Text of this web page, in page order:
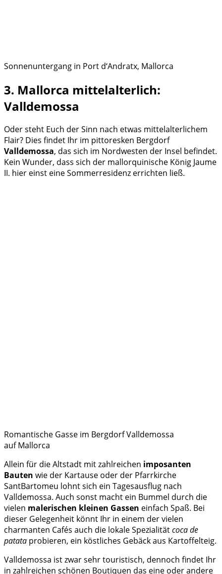
Sonnenuntergang in Port d‘Andratx, Mallorca
3. Mallorca mittelalterlich:
Valldemossa
Oder steht Euch der Sinn nach etwas mittelalterlichem
Flair? Dies findet Ihr im pittoresken Bergdorf
Valldemossa, das sich im Nordwesten der Insel befindet.
Kein Wunder, dass sich der mallorquinische König Jaume
II. hier einst eine Sommerresidenz errichten ließ.
Romantische Gasse im Bergdorf Valldemossa
auf Mallorca
Allein für die Altstadt mit zahlreichen imposanten
Bauten wie der Kartause oder der Pfarrkirche
SantBartomeu lohnt sich ein Tagesausflug nach
Valldemossa. Auch sonst macht ein Bummel durch die
vielen malerischen kleinen Gassen einfach Spaß. Bei
dieser Gelegenheit könnt Ihr in einem der vielen
charmanten Cafés auch die lokale Spezialitätcoca de
patata probieren, ein köstliches Gebäck aus Kartoffelteig.
Valldemossa ist zwar sehr touristisch, dennoch findet Ihr
in zahlreichen schönen Boutiquen das eine oder andere